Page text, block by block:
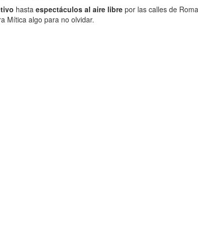
hasta espectáculos al aire libre por las calles de
Mítica algo para no olvidar.